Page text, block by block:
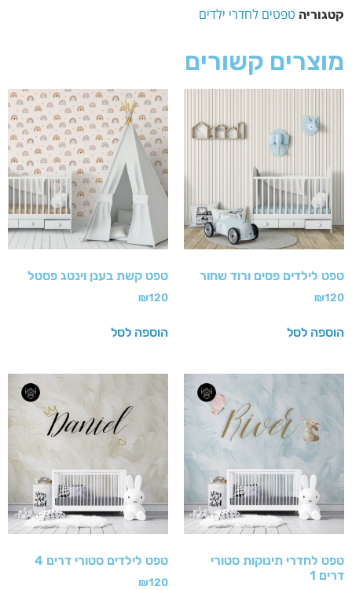
קטגוריה טפטים לחדרי ילדים
מוצרים קשורים
טפט לילדים פסים ורוד שחור
₪120
הוספה לסל
טפט קשת בענן וינטג פסטל
₪120
הוספה לסל
טפט לחדרי תינוקות סטורי
דרים 1
טפט לילדים סטורי דרים 4
₪120